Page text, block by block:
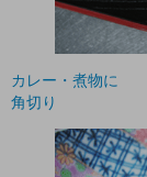
カレー・煮物に
角切り